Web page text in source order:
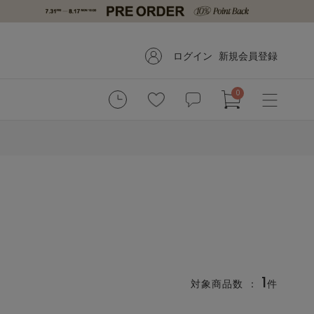
ログイン 新規会員登録
0
対象商品数 ： 1件